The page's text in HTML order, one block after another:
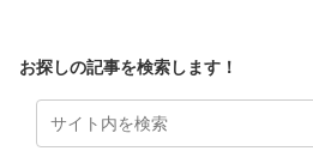
お探しの記事を検索します！